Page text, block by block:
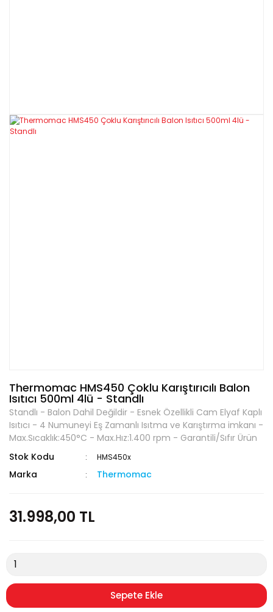
Thermomac HMS450 Çoklu Karıştırıcılı Balon
Isıtıcı 500ml 4lü - Standlı
Standlı - Balon Dahil Değildir - Esnek Özellikli Cam Elyaf Kaplı
Isıtıcı - 4 Numuneyi Eş Zamanlı Isıtma ve Karıştırma imkanı -
Max.Sıcaklık:450°C - Max.Hız:1.400 rpm - Garantili/Sıfır Ürün
Stok Kodu
HMS450x
Marka Thermomac
31.998,00 TL
Sepete Ekle